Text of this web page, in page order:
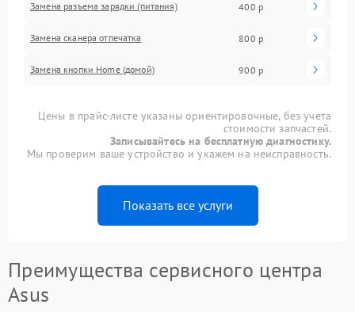
Замена разъема зарядки (питания) 400 р
Замена сканера отпечатка 800 р
Замена кнопки Home (домой) 900 р
Цены в прайс-листе указаны ориентировочные, без учета
стоимости запчастей.
Записывайтесь на бесплатную диагностику.
Мы проверим ваше устройство и укажем на неисправность.
Показать все услуги
Преимущества сервисного центра
Asus